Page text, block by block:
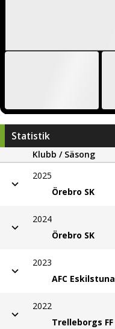
Statistik
Klubb / Säsong
2025
Örebro SK
2024
Örebro SK
2023
AFC Eskilstuna
2022
Trelleborgs FF